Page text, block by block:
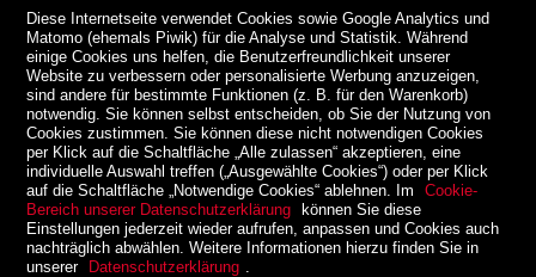
Diese Internetseite verwendet Cookies sowie Google Analytics und
Matomo (ehemals Piwik) für die Analyse und Statistik. Während
einige Cookies uns helfen, die Benutzerfreundlichkeit unserer
Website zu verbessern oder personalisierte Werbung anzuzeigen,
sind andere für bestimmte Funktionen (z. B. für den Warenkorb)
notwendig. Sie können selbst entscheiden, ob Sie der Nutzung von
Cookies zustimmen. Sie können diese nicht notwendigen Cookies
per Klick auf die Schaltfläche „Alle zulassen“ akzeptieren, eine
individuelle Auswahl treffen („Ausgewählte Cookies“) oder per Klick
auf die Schaltfläche „Notwendige Cookies“ ablehnen. Im
Cookie-
Bereich unserer Datenschutzerklärung können Sie diese
Einstellungen jederzeit wieder aufrufen, anpassen und Cookies auch
nachträglich abwählen. Weitere Informationen hierzu finden Sie in
unserer Datenschutzerklärung